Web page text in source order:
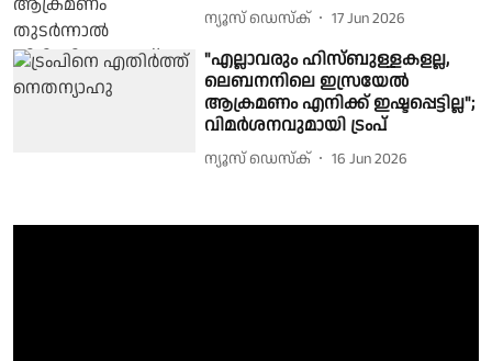
ന്യൂസ് ഡെസ്ക് 17 Jun 2026
"എല്ലാവരും ഹിസ്ബുള്ളകളല്ല,
ലെബനനിലെ ഇസ്രയേല്‍
ആക്രമണം എനിക്ക് ഇഷ്ടപ്പെട്ടില്ല";
വിമര്‍ശനവുമായി ട്രംപ്
ന്യൂസ് ഡെസ്ക് 16 Jun 2026